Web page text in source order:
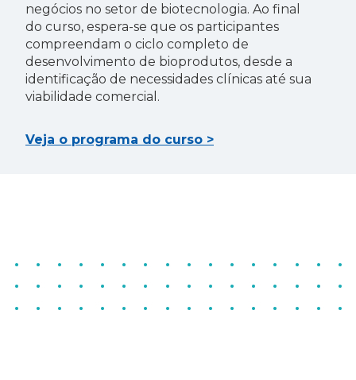
negócios no setor de biotecnologia. Ao final
do curso, espera-se que os participantes
compreendam o ciclo completo de
desenvolvimento de bioprodutos, desde a
identificação de necessidades clínicas até sua
viabilidade comercial.
Veja o programa do curso >